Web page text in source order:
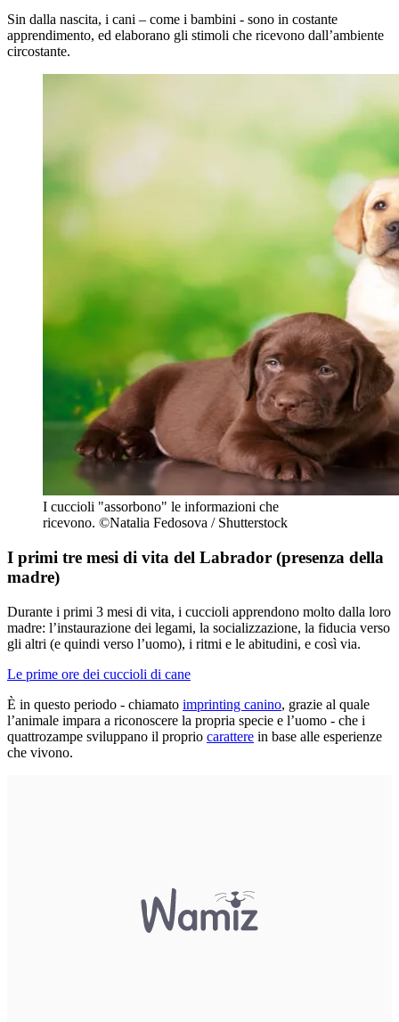
Sin dalla nascita, i cani – come i bambini - sono in costante
apprendimento, ed elaborano gli stimoli che ricevono dall’ambiente
circostante.
I cuccioli "assorbono" le informazioni che
ricevono. ©Natalia Fedosova / Shutterstock
I primi tre mesi di vita del Labrador (presenza della
madre)
Durante i primi 3 mesi di vita, i cuccioli apprendono molto dalla loro
madre: l’instaurazione dei legami, la socializzazione, la fiducia verso
gli altri (e quindi verso l’uomo), i ritmi e le abitudini, e così via.
Le prime ore dei cuccioli di cane
È in questo periodo - chiamato imprinting canino, grazie al quale
l’animale impara a riconoscere la propria specie e l’uomo - che i
quattrozampe sviluppano il proprio carattere in base alle esperienze
che vivono.